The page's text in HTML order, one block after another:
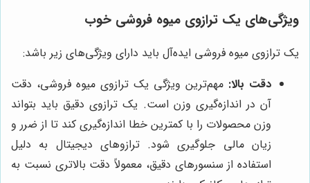
ویژگی‌های یک ترازوی میوه فروشی خوب
یک ترازوی میوه فروشی ایده‌آل باید دارای ویژگی‌های زیر باشد:
دقت بالا: مهم‌ترین ویژگی یک ترازوی میوه فروشی، دقت
آن در اندازه‌گیری وزن است. یک ترازوی دقیق باید بتواند
وزن محصولات را با کمترین خطا اندازه‌گیری کند تا از ضرر و
زیان مالی جلوگیری شود. ترازوهای دیجیتال به دلیل
استفاده از سنسورهای دقیق، معمولاً دقت بالاتری نسبت به